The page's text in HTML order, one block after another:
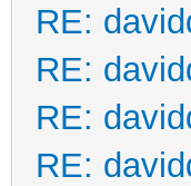
RE:
RE:
RE:
RE: